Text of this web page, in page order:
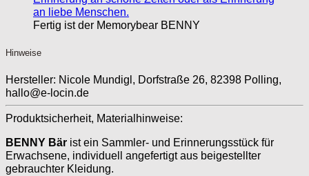
Fertig ist der Memorybear BENNY
Hinweise
Hersteller: Nicole Mundigl, Dorfstraße 26, 82398 Polling,
hallo@e-locin.de
Produktsicherheit, Materialhinweise:
BENNY Bär ist ein Sammler- und Erinnerungsstück für
Erwachsene, individuell angefertigt aus beigestellter
gebrauchter Kleidung.